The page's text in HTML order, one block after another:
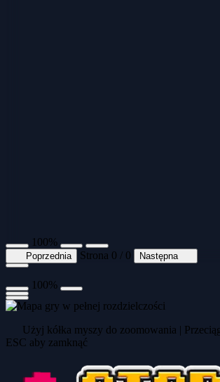
100%
Poprzednia Strona 0 / 0 Następna
100%
Użyj kółka myszy do zoomowania |
ESC aby zamknąć